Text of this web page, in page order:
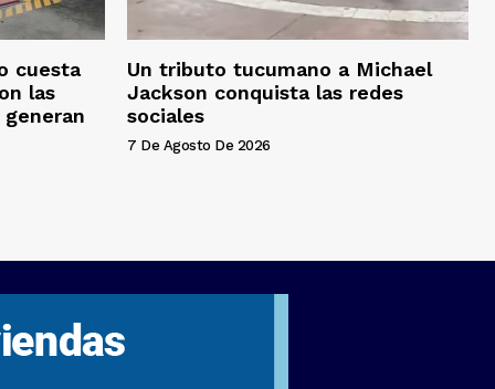
cuesta
las
Un tributo tucumano a Michael
Jackson conquista las redes
sociales
7 De Agosto De 2026